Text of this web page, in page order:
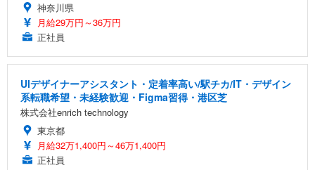
神奈川県
月給29万円～36万円
正社員
UIデザイナーアシスタント・定着率高い/駅チカ/IT・デザイン
系転職希望・未経験歓迎・Figma習得・港区芝
株式会社enrich technology
東京都
月給32万1,400円～46万1,400円
正社員